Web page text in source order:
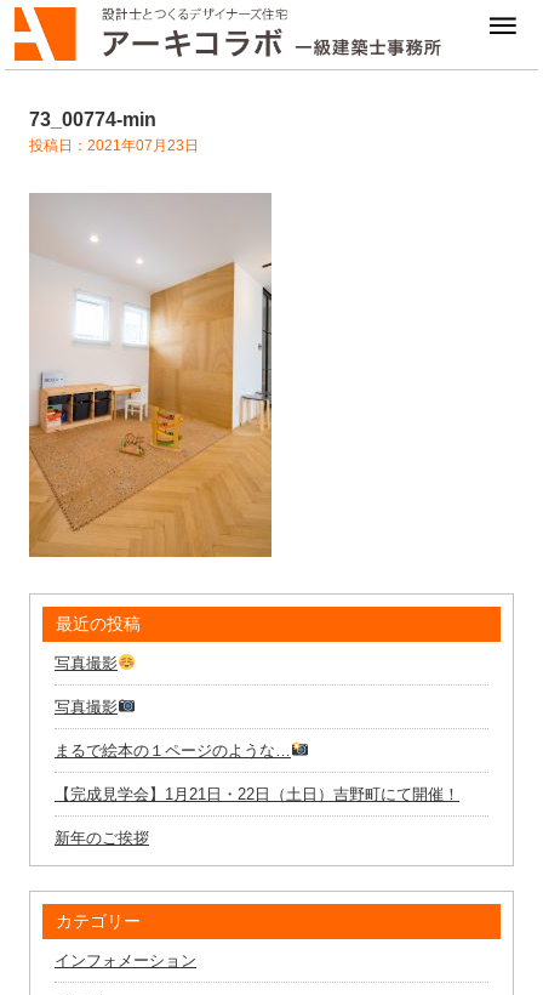
73_00774-min
投稿日：2021年07月23日
最近の投稿
写真撮影
写真撮影
まるで絵本の１ページのような…
【完成見学会】1月21日・22日（土日）吉野町にて開催！
新年のご挨拶
カテゴリー
インフォメーション